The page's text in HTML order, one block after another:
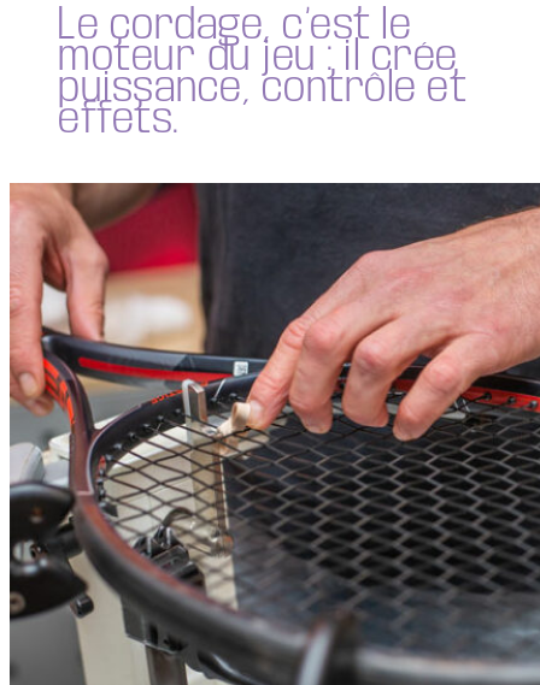
Le cordage, c’est le
moteur du jeu : il crée
puissance, contrôle et
effets.